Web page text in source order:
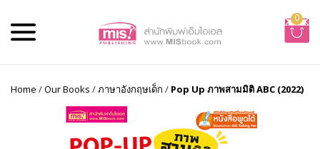
0
Home /Our Books /ภาษาอังกฤษเด็ก / Pop Up ภาพสามมิติ ABC (2022)